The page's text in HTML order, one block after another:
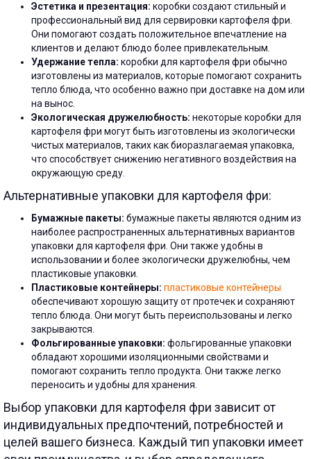
Эстетика и презентация: коробки создают стильный и
профессиональный вид для сервировки картофеля фри.
Они помогают создать положительное впечатление на
клиентов и делают блюдо более привлекательным.
Удержание тепла: коробки для картофеля фри обычно
изготовлены из материалов, которые помогают сохранить
тепло блюда, что особенно важно при доставке на дом или
на вынос.
Экологическая дружелюбность: некоторые коробки для
картофеля фри могут быть изготовлены из экологически
чистых материалов, таких как биоразлагаемая упаковка,
что способствует снижению негативного воздействия на
окружающую среду.
Альтернативные упаковки для картофеля фри:
Бумажные пакеты: бумажные пакеты являются одним из
наиболее распространенных альтернативных вариантов
упаковки для картофеля фри. Они также удобны в
использовании и более экологически дружелюбны, чем
пластиковые упаковки.
Пластиковые контейнеры: пластиковые контейнеры
обеспечивают хорошую защиту от протечек и сохраняют
тепло блюда. Они могут быть переиспользованы и легко
закрываются.
Фольгированные упаковки: фольгированные упаковки
обладают хорошими изоляционными свойствами и
помогают сохранить тепло продукта. Они также легко
переносить и удобны для хранения.
Выбор упаковки для картофеля фри зависит от
индивидуальных предпочтений, потребностей и
целей вашего бизнеса. Каждый тип упаковки имеет